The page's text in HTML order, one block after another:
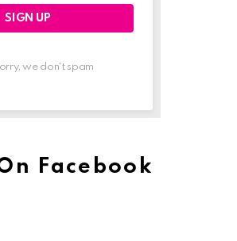
we don't spam
Facebook